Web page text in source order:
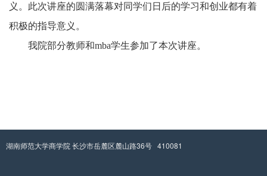
义。此次讲座的圆满落幕对同学们日后的学习和创业都有着
积极的指导意义。
我院部分教师和mba学生参加了本次讲座。
湖南师范大学商学院 长沙市岳麓区麓山路36号 410081